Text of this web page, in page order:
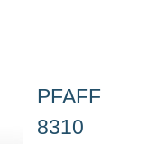
PFAFF
8310